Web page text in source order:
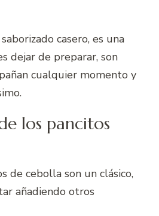
casero, es una
dejar de preparar, son
cualquier momento y
los pancitos
de cebolla son un clásico,
añadiendo otros